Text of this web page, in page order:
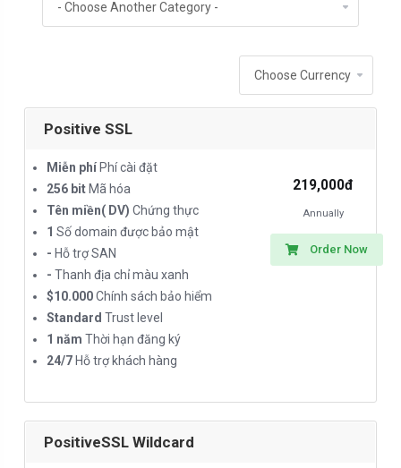
Positive SSL
Miễn phí Phí cài đặt
256 bit Mã hóa
Tên miền( DV) Chứng thực
1 Số domain được bảo mật
- Hỗ trợ SAN
- Thanh địa chỉ màu xanh
$10.000Chính sách bảo hiểm
Standard Trust level
1 năm Thời hạn đăng ký
24/7 Hỗ trợ khách hàng
219,000đ
Annually
Order Now
PositiveSSL Wildcard